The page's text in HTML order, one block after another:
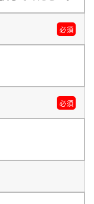
必須
必須